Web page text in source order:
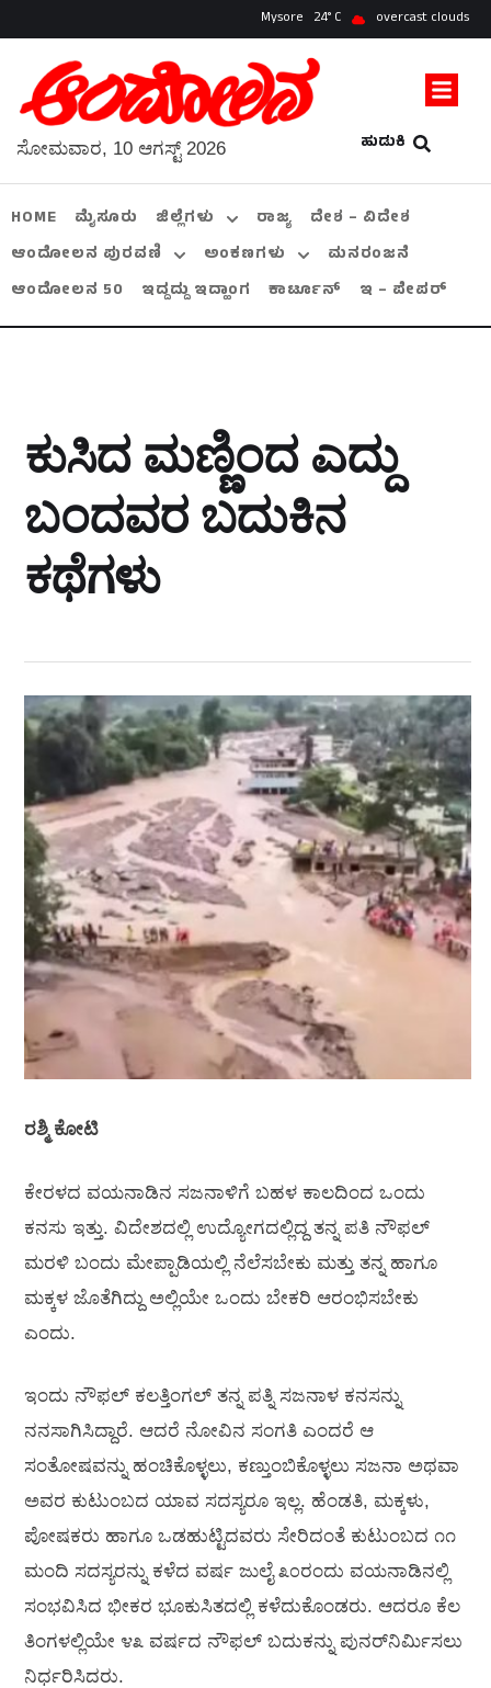
Mysore 24 overcast clouds
ಹುಡುಕಿ
ಸೋಮವಾರ, 10 ಆಗಸ್ಟ್ 2026
HOME ಮೈಸೂರು ಜಿಲ್ಲೆಗಳು ರಾಜ್ಯ
ದೇಶ – ವಿದೇಶ
ಆಂದೋಲನ ಪುರವಣಿ
ಅಂಕಣಗಳು
ಮನರಂಜನೆ
ಆಂದೋಲನ 50
ಇದ್ದದ್ದು ಇದ್ಹಾಂಗ ಕಾರ್ಟೂನ್ ಇ – ಪೇಪರ್
ಕುಸಿದ ಮಣ್ಣಿಂದ ಎದ್ದು
ಬಂದವರ ಬದುಕಿನ
ಕಥೆಗಳು
ರಶ್ಮಿ ಕೋಟಿ
ಕೇರಳದ ವಯನಾಡಿನ ಸಜನಾಳಿಗೆ ಬಹಳ ಕಾಲದಿಂದ ಒಂದು
ಕನಸು ಇತ್ತು. ವಿದೇಶದಲ್ಲಿ ಉದ್ಯೋಗದಲ್ಲಿದ್ದ ತನ್ನ ಪತಿ ನೌಫಲ್
ಮರಳಿ ಬಂದು ಮೇಪ್ಪಾಡಿಯಲ್ಲಿ ನೆಲೆಸಬೇಕು ಮತ್ತು ತನ್ನ ಹಾಗೂ
ಮಕ್ಕಳ ಜೊತೆಗಿದ್ದು ಅಲ್ಲಿಯೇ ಒಂದು ಬೇಕರಿ ಆರಂಭಿಸಬೇಕು
ಎಂದು.
ಇಂದು ನೌಫಲ್ ಕಲತ್ತಿಂಗಲ್ ತನ್ನ ಪತ್ನಿ ಸಜನಾಳ ಕನಸನ್ನು
ನನಸಾಗಿಸಿದ್ದಾರೆ. ಆದರೆ ನೋವಿನ ಸಂಗತಿ ಎಂದರೆ ಆ
ಸಂತೋಷವನ್ನು ಹಂಚಿಕೊಳ್ಳಲು, ಕಣ್ತುಂಬಿಕೊಳ್ಳಲು ಸಜನಾ ಅಥವಾ
ಅವರ ಕುಟುಂಬದ ಯಾವ ಸದಸ್ಯರೂ ಇಲ್ಲ. ಹೆಂಡತಿ, ಮಕ್ಕಳು,
ಪೋಷಕರು ಹಾಗೂ ಒಡಹುಟ್ಟಿದವರು ಸೇರಿದಂತೆ ಕುಟುಂಬದ ೧೧
ಮಂದಿ ಸದಸ್ಯರನ್ನು ಕಳೆದ ವರ್ಷ ಜುಲೈ ೩೦ರಂದು ವಯನಾಡಿನಲ್ಲಿ
ಸಂಭವಿಸಿದ ಭೀಕರ ಭೂಕುಸಿತದಲ್ಲಿ ಕಳೆದುಕೊಂಡರು. ಆದರೂ ಕೆಲ
ತಿಂಗಳಲ್ಲಿಯೇ ೪೩ ವರ್ಷದ ನೌಫಲ್ ಬದುಕನ್ನು ಪುನರ್‌ನಿರ್ಮಿಸಲು
ನಿರ್ಧರಿಸಿದರು.